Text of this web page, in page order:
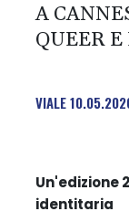
A
QUEER
VIALE
Un'edizione
identitaria